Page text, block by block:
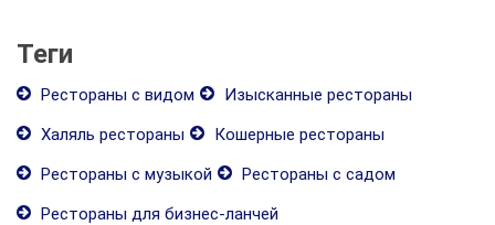
Теги
Рестораны с видом
Изысканные рестораны
Халяль рестораны
Кошерные рестораны
Рестораны с музыкой
Рестораны с садом
Рестораны для бизнес-ланчей